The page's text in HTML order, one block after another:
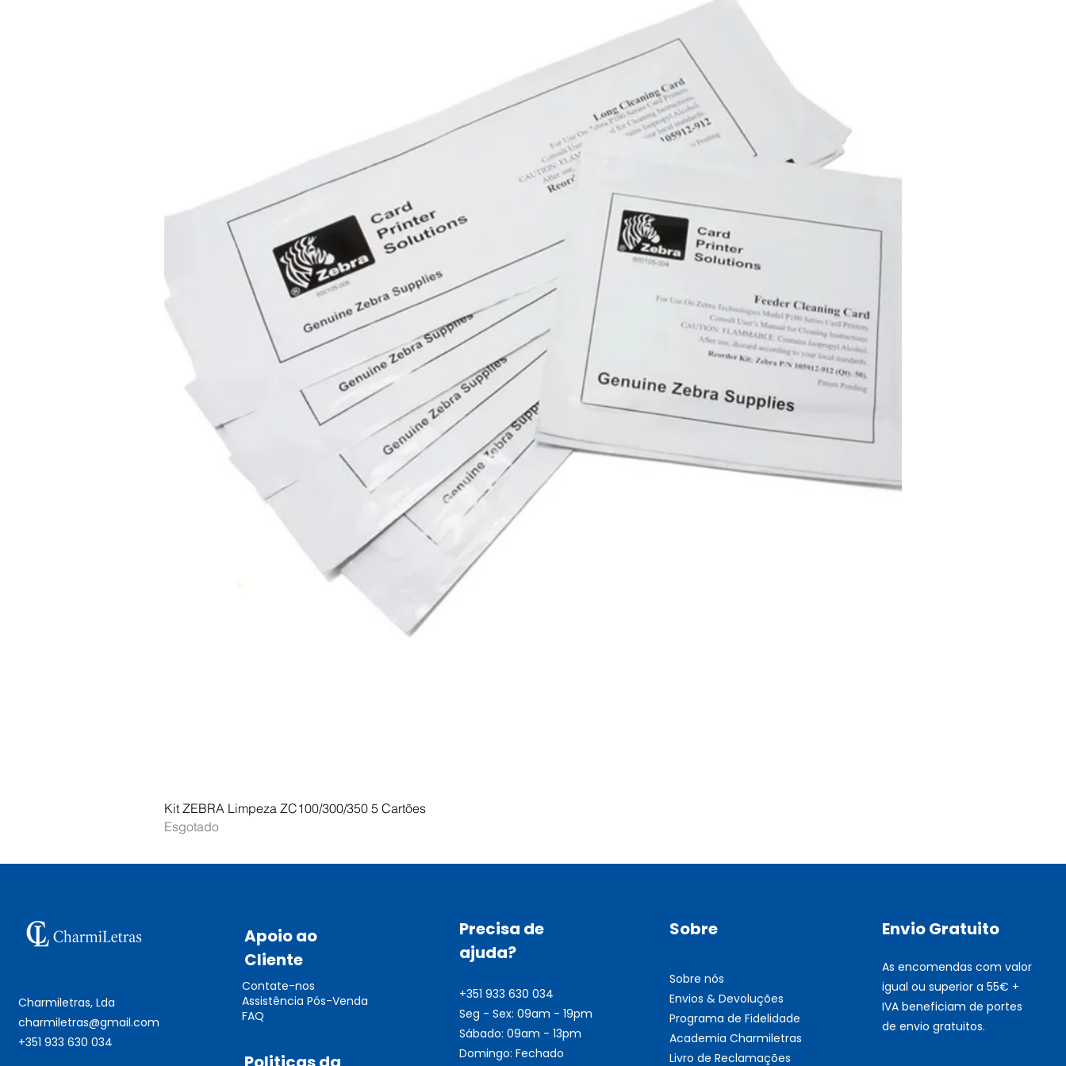
Kit ZEBRA Limpeza ZC100/300/350 5 Cartões
Esgotado
Charmiletras, Lda
charmiletras@gmail.com
+351 933 630 034
Apoio ao
Cliente
Contate-nos
Assistência Pós-Venda
FAQ
Precisa de
ajuda?
+351 933 630 034
Seg - Sex: 09am - 19pm
Sábado: 09am - 13pm
Domingo: Fechado
Sobre
Sobre nós
Envios & Devoluções
Programa de Fidelidade
Academia Charmiletras
Livro de Reclamações
Envio Gratuito
As encomendas com valor
igual ou superior a 55€ +
IVA beneficiam de portes
de envio gratuitos.